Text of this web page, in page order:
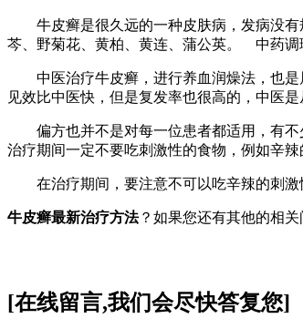
牛皮癣是很久远的一种皮肤病，发病没有
芩、野菊花、黄柏、黄连、蒲公英。 中药调
中医治疗牛皮癣，进行养血润燥法，也是
见效比中医快，但是复发率也很高的，中医
偏方也并不是对每一位患者都适用，有不
治疗期间一定不要吃刺激性的食物，例如辛
在治疗期间，要注意不可以吃辛辣的刺激
牛皮癣最新治疗方法？如果您还有其他的相
[在线留言,我们会尽快答复您]